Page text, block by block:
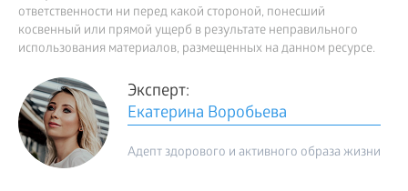
ответственности ни перед какой стороной, понесший
косвенный или прямой ущерб в результате неправильного
использования материалов, размещенных на данном ресурсе.
Эксперт:
Екатерина Воробьева
Адепт здорового и активного образа жизни